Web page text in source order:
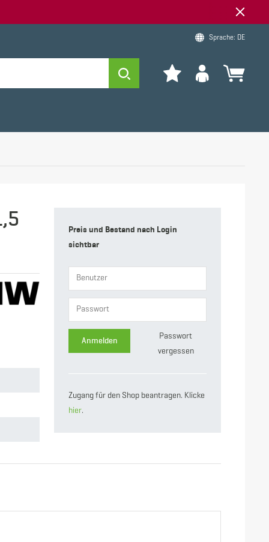
Sprache: DE
Preis und Bestand nach Login
sichtbar
Anmelden
Passwort
vergessen
Zugang für den Shop beantragen. Klicke
hier.